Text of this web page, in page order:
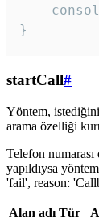
}
startCall#
Yöntem,
arama özelliği
Telefon
yapıldıysa
'fail', reason:
Alan adı Tür